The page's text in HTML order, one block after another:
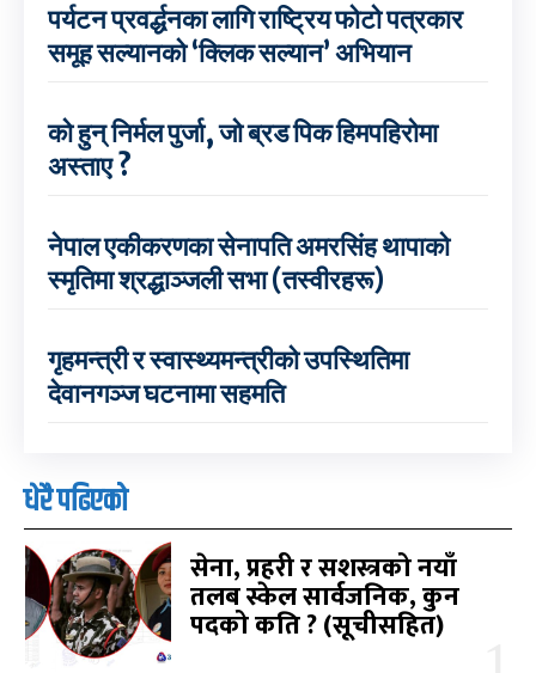
पर्यटन प्रवर्द्धनका लागि राष्ट्रिय फोटो पत्रकार
समूह सल्यानको ‘क्लिक सल्यान’ अभियान
को हुन् निर्मल पुर्जा, जो ब्रड पिक हिमपहिरोमा
अस्ताए ?
नेपाल एकीकरणका सेनापति अमरसिंह थापाको
स्मृतिमा श्रद्धाञ्जली सभा (तस्वीरहरू)
गृहमन्त्री र स्वास्थ्यमन्त्रीको उपस्थितिमा
देवानगञ्ज घटनामा सहमति
धेरै पढिएको
सेना, प्रहरी र सशस्त्रको नयाँ
तलब स्केल सार्वजनिक, कुन
पदको कति ? (सूचीसहित)